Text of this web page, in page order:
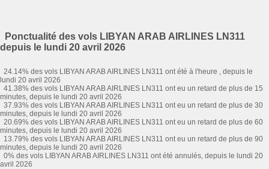
Ponctualité des vols LIBYAN ARAB AIRLINES LN311
depuis le lundi 20 avril 2026
24.14% des vols LIBYAN ARAB AIRLINES LN311 ont été à l'heure , depuis le
lundi 20 avril 2026
41.38% des vols LIBYAN ARAB AIRLINES LN311 ont eu un retard de plus de 15
minutes, depuis le lundi 20 avril 2026
37.93% des vols LIBYAN ARAB AIRLINES LN311 ont eu un retard de plus de 30
minutes, depuis le lundi 20 avril 2026
20.69% des vols LIBYAN ARAB AIRLINES LN311 ont eu un retard de plus de 60
minutes, depuis le lundi 20 avril 2026
13.79% des vols LIBYAN ARAB AIRLINES LN311 ont eu un retard de plus de 90
minutes, depuis le lundi 20 avril 2026
0% des vols LIBYAN ARAB AIRLINES LN311 ont été annulés, depuis le lundi 20
avril 2026